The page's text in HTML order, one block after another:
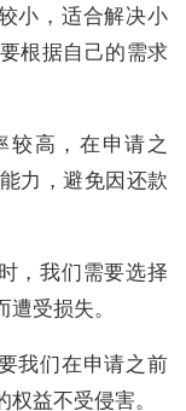
小，适合解决小
根据自己的需求
较高，在申请之
力，避免因还款
，我们需要选择
受损失。
我们在申请之前
益不受侵害。